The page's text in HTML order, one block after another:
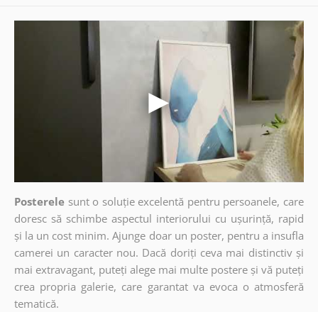
Posterele sunt o soluție excelentă pentru persoanele, care
doresc să schimbe aspectul interiorului cu ușurință, rapid
și la un cost minim. Ajunge doar un poster, pentru a insufla
camerei un caracter nou. Dacă doriți ceva mai distinctiv și
mai extravagant, puteți alege mai multe postere și vă puteți
crea propria galerie, care garantat va evoca o atmosferă
tematică.